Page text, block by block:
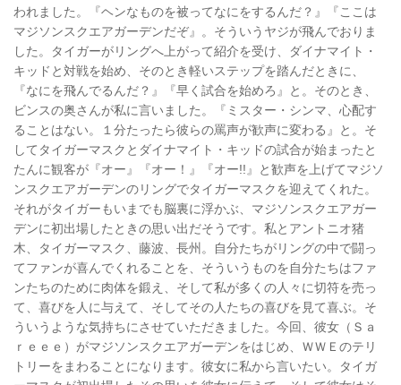
われました。『ヘンなものを被ってなにをするんだ？』『ここは
マジソンスクエアガーデンだぞ』。そういうヤジが飛んでおりま
した。タイガーがリングへ上がって紹介を受け、ダイナマイト・
キッドと対戦を始め、そのとき軽いステップを踏んだときに、
『なにを飛んでるんだ？』『早く試合を始めろ』と。そのとき、
ビンスの奥さんが私に言いました。『ミスター・シンマ、心配す
ることはない。１分たったら彼らの罵声が歓声に変わる』と。そ
してタイガーマスクとダイナマイト・キッドの試合が始まったと
たんに観客が『オー』『オー！』『オー!!』と歓声を上げてマジソ
ンスクエアガーデンのリングでタイガーマスクを迎えてくれた。
それがタイガーもいまでも脳裏に浮かぶ、マジソンスクエアガー
デンに初出場したときの思い出だそうです。私とアントニオ猪
木、タイガーマスク、藤波、長州。自分たちがリングの中で闘っ
てファンが喜んでくれることを、そういうものを自分たちはファ
ンたちのために肉体を鍛え、そして私が多くの人々に切符を売っ
て、喜びを人に与えて、そしてその人たちの喜びを見て喜ぶ。そ
ういうような気持ちにさせていただきました。今回、彼女（Ｓａ
ｒｅｅｅ）がマジソンスクエアガーデンをはじめ、ＷＷＥのテリ
トリーをまわることになります。彼女に私から言いたい。タイガ